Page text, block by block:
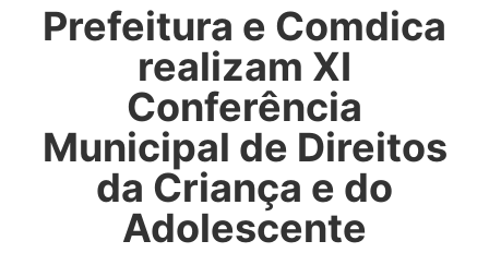
Prefeitura e Comdica
realizam XI
Conferência
Municipal de Direitos
da Criança e do
Adolescente